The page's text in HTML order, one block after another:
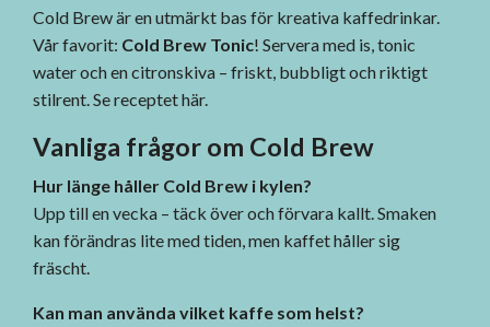
Cold Brew är en utmärkt bas för kreativa kaffedrinkar.
Vår favorit: Cold Brew Tonic! Servera med is, tonic
water och en citronskiva – friskt, bubbligt och riktigt
stilrent. Se receptethär.
Vanliga frågor om Cold Brew
Hur länge håller Cold Brew i kylen?
Upp till en vecka – täck över och förvara kallt. Smaken
kan förändras lite med tiden, men kaffet håller sig
fräscht.
Kan man använda vilket kaffe som helst?